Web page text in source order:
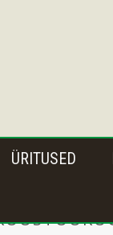
ÜRITUSED